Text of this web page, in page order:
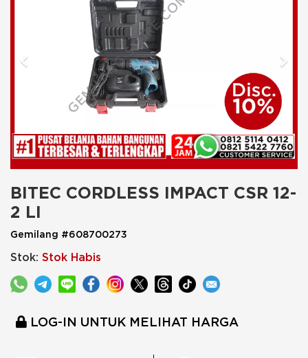
BITEC CORDLESS IMPACT CSR 12-
2 LI
Gemilang #608700273
Stok: Stok Habis
LOG-IN UNTUK MELIHAT HARGA